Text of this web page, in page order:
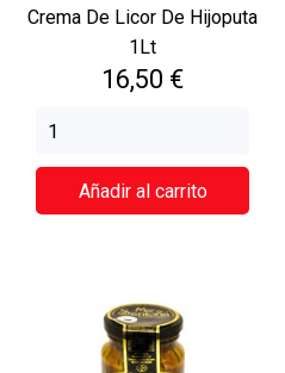
Crema De Licor De Hijoputa
1Lt
Precio
16,50 €
Añadir al carrito